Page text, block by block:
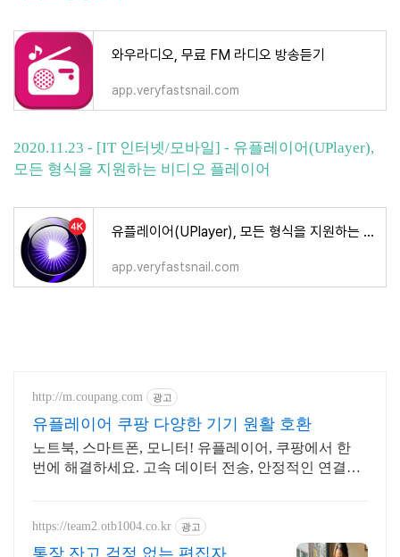
와우라디오, 무료 FM 라디오 방송듣기
app.veryfastsnail.com
2020.11.23 - [IT 인터넷/모바일] - 유플레이어(UPlayer),
모든 형식을 지원하는 비디오 플레이어
유플레이어(UPlayer), 모든 형식을 지원하는 비디오 플레이어
app.veryfastsnail.com
http://m.coupang.com 광고
유플레이어 쿠팡 다양한 기기 원활 호환
노트북, 스마트폰, 모니터! 유플레이어, 쿠팡에서 한
번에 해결하세요. 고속 데이터 전송, 안정적인 연결을
https://team2.otb1004.co.kr 광고
통장 잔고 걱정 없는 편집자